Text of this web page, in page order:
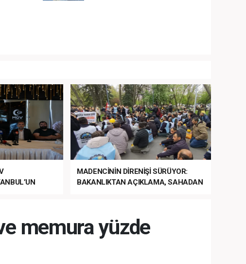
MADENCİNİN DİRENİŞİ SÜRÜYOR:
BAKANLIKTAN AÇIKLAMA, SAHADAN
memura yüzde